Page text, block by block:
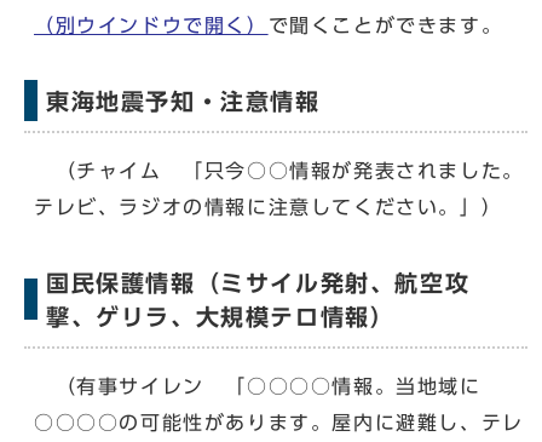
（別ウインドウで開く） で聞くことができます。
東海地震予知・注意情報
（チャイム 「只今○○情報が発表されました。
テレビ、ラジオの情報に注意してください。」）
国民保護情報（ミサイル発射、航空攻
撃、ゲリラ、大規模テロ情報）
（有事サイレン 「○○○○情報。当地域に
○○○○の可能性があります。屋内に避難し、テレ